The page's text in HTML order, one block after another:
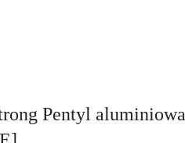
Pentyl